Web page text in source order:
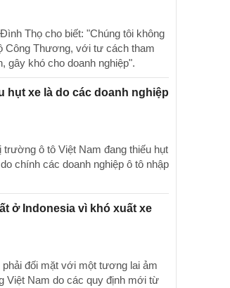
Thọ cho biết: "Chúng tôi không
Công Thương, với tư cách tham
gây khó cho doanh nghiệp".
hụt xe là do các doanh nghiệp
ô tô Việt Nam đang thiếu hụt
chính các doanh nghiệp ô tô nhập
ở Indonesia vì khó xuất xe
đối mặt với một tương lai ảm
Việt Nam do các quy định mới từ